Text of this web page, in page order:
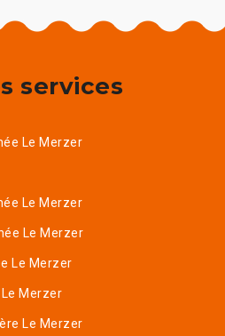
services
Le Merzer
Le Merzer
Le Merzer
Le Merzer
Merzer
Le Merzer